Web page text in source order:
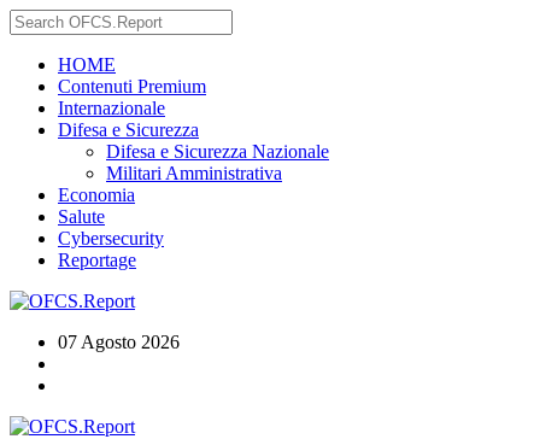
HOME
Contenuti Premium
Internazionale
Difesa e Sicurezza
Difesa e Sicurezza Nazionale
Militari Amministrativa
Economia
Salute
Cybersecurity
Reportage
07 Agosto 2026